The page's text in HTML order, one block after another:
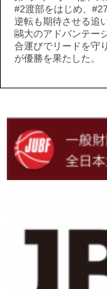
#2渡部をはじめ、
逆転も期待させる追
鷗大のアドバンテー
合運びでリードを守
が優勝を果たした。